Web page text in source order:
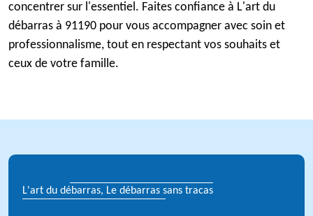
concentrer sur l'essentiel. Faites confiance à L'art du
débarras à 91190 pour vous accompagner avec soin et
professionnalisme, tout en respectant vos souhaits et
ceux de votre famille.
L'art du débarras, Le débarras sans tracas